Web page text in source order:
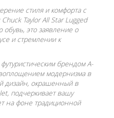
стиля и комфорта с
Taylor All Star Lugged
обувь, это заявление о
и стремлении к
брендом A-
модернизма в
дизайн, окрашенный в
подчеркивает вашу
на фоне традиционной